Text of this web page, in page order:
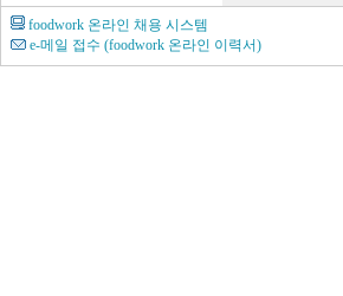
foodwork 온라인 채용 시스템
e-메일 접수 (foodwork 온라인 이력서)